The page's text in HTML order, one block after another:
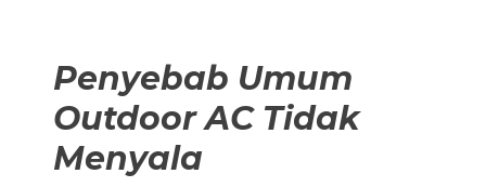
Penyebab Umum
Outdoor AC Tidak
Menyala